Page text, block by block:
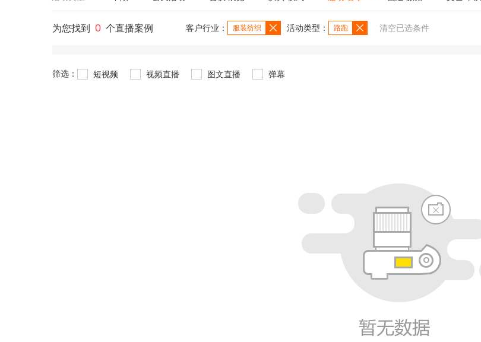
为您找到 0 个直播案例 客户行业： 服装纺织 活动类型： 路跑 清空已选条件
筛选： 短视频 视频直播 图文直播 弹幕